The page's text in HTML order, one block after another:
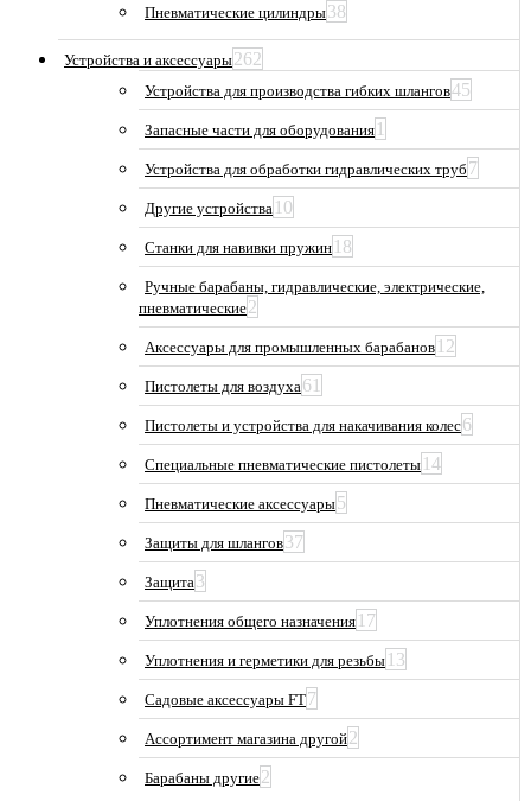
Пневматические цилиндры38
Устройства и аксессуары262
Устройства для производства гибких шлангов45
Запасные части для оборудования 1
Устройства для обработки гидравлических труб 7
Другие устройства 10
Станки для навивки пружин 18
Ручные барабаны, гидравлические, электрические,
пневматические2
Аксессуары для промышленных барабанов 12
Пистолеты для воздуха61
Пистолеты и устройства для накачивания колес6
Специальные пневматические пистолеты 14
Пневматические аксессуары5
Защиты для шлангов37
Защита3
Уплотнения общего назначения 17
Уплотнения и герметики для резьбы 13
Садовые аксессуары FT7
Ассортимент магазина другой2
Барабаны другие2